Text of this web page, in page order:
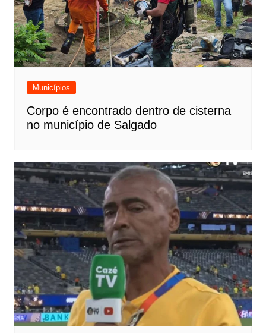
Municípios
Corpo é encontrado dentro de cisterna
no município de Salgado